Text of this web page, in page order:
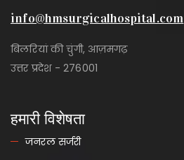
info@hmsurgicalhospital.com
बिलरियां की चुंगी, आज़मगढ़
उत्तर प्रदेश - 276001
हमारी विशेषता
जनरल सर्जरी